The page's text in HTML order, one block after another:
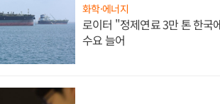
화학·에너지
로이터 "정제연료 3만 톤 한국
수요 늘어